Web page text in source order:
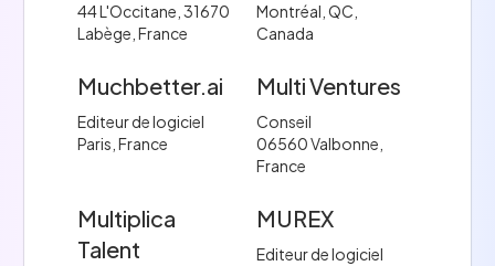
44 L'Occitane, 31670
Labège, France
Montréal, QC,
Canada
Muchbetter.ai
Editeur de logiciel
Paris, France
Multi Ventures
Conseil
06560 Valbonne,
France
Multiplica
Talent
MUREX
Editeur de logiciel